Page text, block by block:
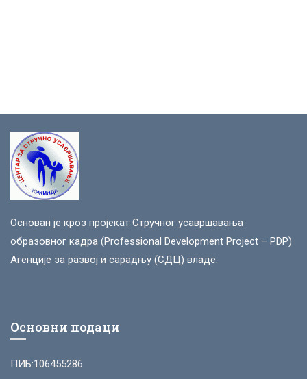
Основан је кроз пројекат Стручног усавршавања
образовног кадра (Professional Development Project – PDP)
Агенције за развој и сарадњу (СДЦ) владе.
Основни подаци
ПИБ:106455286